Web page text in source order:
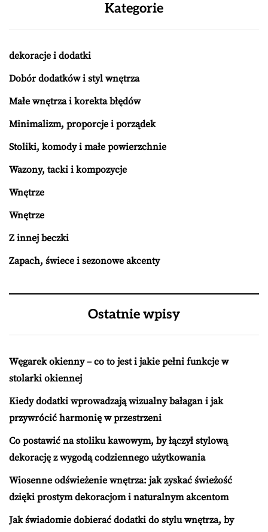
Kategorie
dekoracje i dodatki
Dobór dodatków i styl wnętrza
Małe wnętrza i korekta błędów
Minimalizm, proporcje i porządek
Stoliki, komody i małe powierzchnie
Wazony, tacki i kompozycje
Wnętrze
Wnętrze
Z innej beczki
Zapach, świece i sezonowe akcenty
Ostatnie wpisy
Węgarek okienny – co to jest i jakie pełni funkcje w
stolarki okiennej
Kiedy dodatki wprowadzają wizualny bałagan i jak
przywrócić harmonię w przestrzeni
Co postawić na stoliku kawowym, by łączył stylową
dekorację z wygodą codziennego użytkowania
Wiosenne odświeżenie wnętrza: jak zyskać świeżość
dzięki prostym dekoracjom i naturalnym akcentom
Jak świadomie dobierać dodatki do stylu wnętrza, by